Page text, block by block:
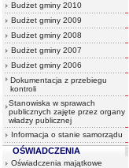
Budżet gminy 2010
Budżet gminy 2009
Budżet gminy 2008
Budżet gminy 2007
Budżet gminy 2006
Dokumentacja z przebiegu
kontroli
Stanowiska w sprawach
publicznych zajęte przez organy
władzy publicznej
Informacja o stanie samorządu
OŚWIADCZENIA
Oświadczenia majątkowe